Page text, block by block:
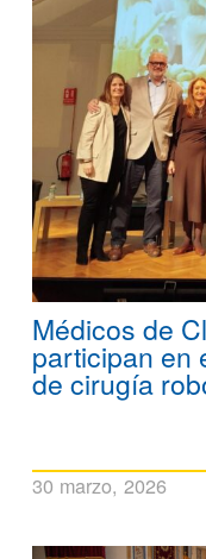
Médicos de
participan en
de cirugía
30 marzo, 2026